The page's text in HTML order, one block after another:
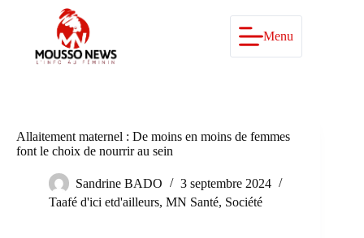
Menu
Allaitement maternel : De moins en moins de femmes
font le choix de nourrir au sein
Sandrine BADO
3 septembre 2024
Taafé d'ici etd'ailleurs, MN Santé, Société